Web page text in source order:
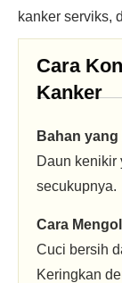
kanker serviks,
Cara
Kanker
Bahan
Daun kenikir
secukupnya.
Cara
Cuci bersih
Keringkan